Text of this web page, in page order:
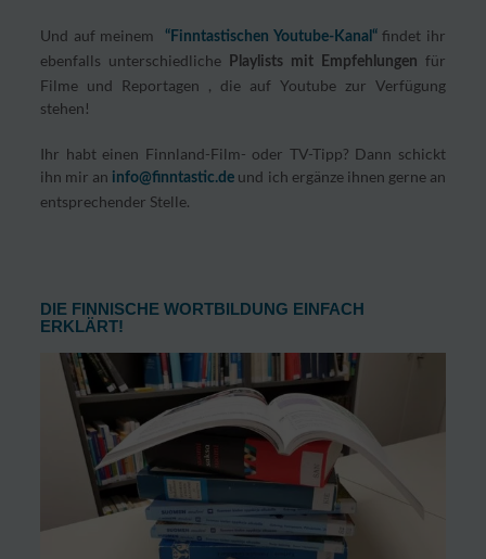
Und auf meinem “Finntastischen Youtube-Kanal“findet ihr
ebenfalls unterschiedliche Playlists mit Empfehlungen für
Filme und Reportagen , die auf Youtube zur Verfügung
stehen!
Ihr habt einen Finnland-Film- oder TV-Tipp? Dann schickt
ihn mir an info@finntastic.de und ich ergänze ihnen gerne an
entsprechender Stelle.
DIE FINNISCHE WORTBILDUNG EINFACH
ERKLÄRT!